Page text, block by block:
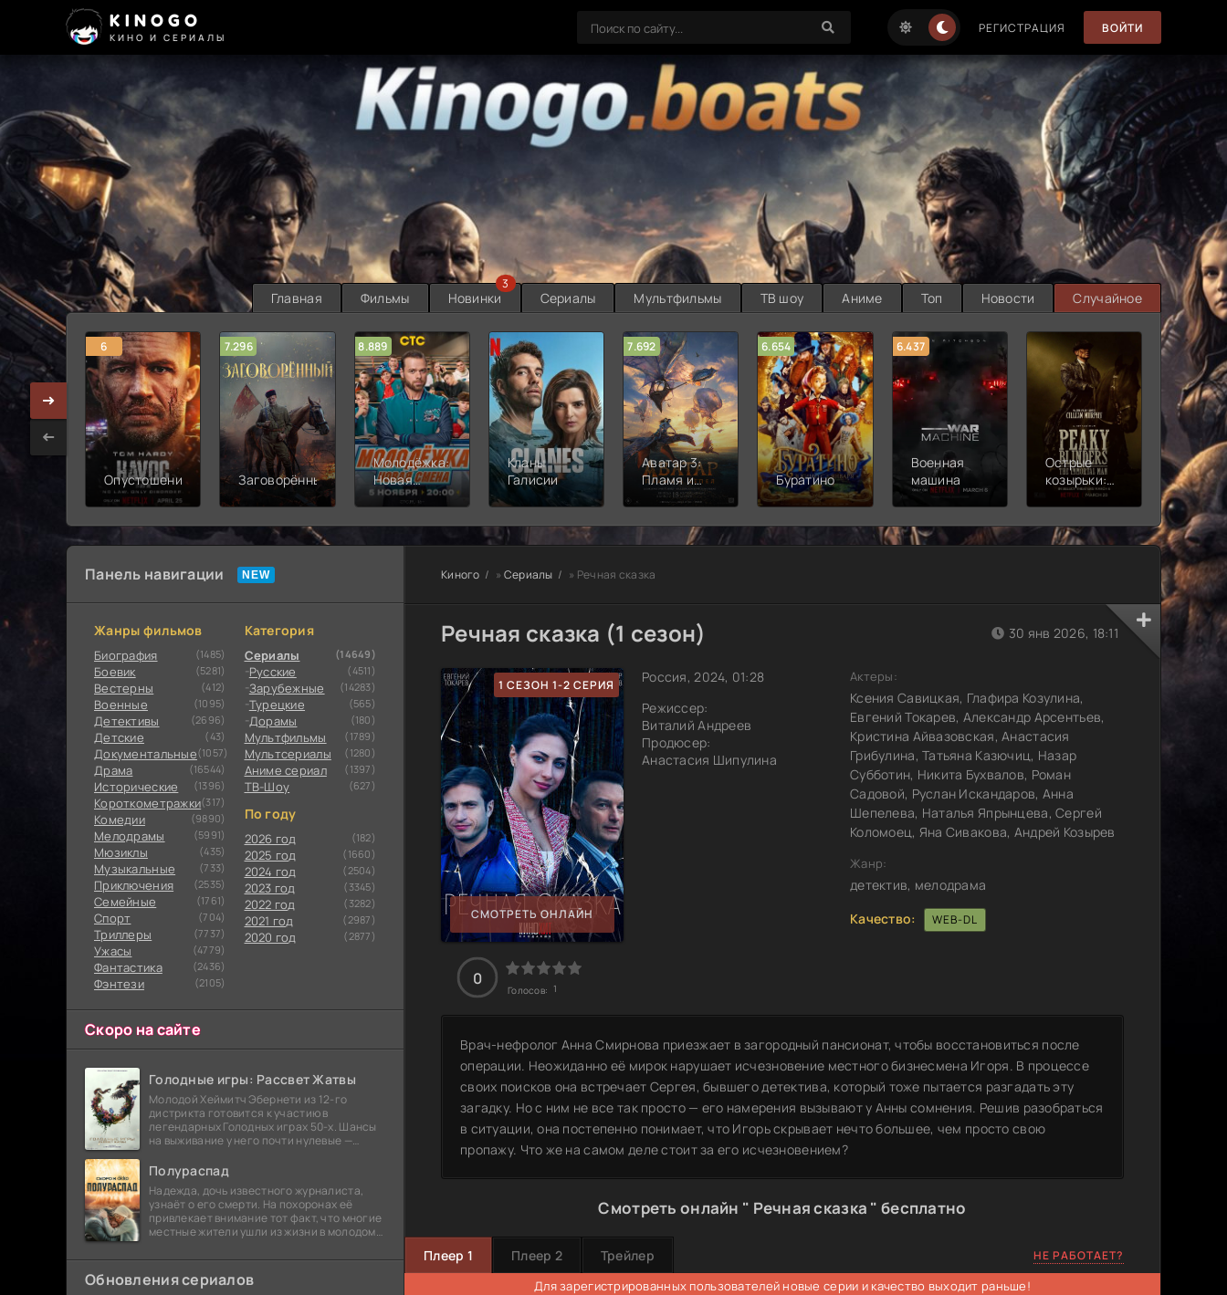
KINOGO
КИНО И СЕРИАЛЫ
РЕГИСТРАЦИЯ ВОЙТИ
Главная Фильмы Новинки
3
Сериалы Мультфильмы ТВ шоу Аниме Топ Новости Случайное
6
Опустошение
7.296
Заговорённый
8.889
Молодёжка:
Новая
смена
Кланы
Галисии
7.692
Аватар 3:
Пламя и
пепел
6.654
Буратино
6.437
Военная
машина
Острые
козырьки:
Бессмертный
7.187
2
Панель навигации
Жанры фильмов
Биография (1485)
Боевик (5281)
Вестерны (412)
Военные (1095)
Детективы (2696)
Детские (43)
Документальные(1057)
Драма (16544)
Исторические (1396)
Короткометражки(317)
Комедии (9890)
Мелодрамы (5991)
Мюзиклы (435)
Музыкальные (733)
Приключения (2535)
Семейные (1761)
Cпорт (704)
Триллеры (7737)
Ужасы (4779)
Фантастика (2436)
Фэнтези (2105)
Категория
Сериалы (14649)
Русские (4511)
Зарубежные (14283)
Турецкие (565)
Дорамы (180)
Мультфильмы (1789)
Мультсериалы (1280)
Аниме сериал (1397)
ТВ-Шоу (627)
По году
2026 год (182)
2025 год (1660)
2024 год (2504)
2023 год (3345)
2022 год (3282)
2021 год (2987)
2020 год (2877)
Скоро на сайте
Голодные игры: Рассвет Жатвы
Молодой Хеймитч Эбернети из 12-го
дистрикта готовится к участию в
легендарных Голодных играх 50-х. Шансы
на выживание у него почти нулевые —
победу еще сорок
Полураспад
Надежда, дочь известного журналиста,
узнаёт о его смерти. На похоронах её
привлекает внимание тот факт, что многие
местные жители ушли из жизни в молодом
бомбы
Обновления сериалов
Киного » Сериалы » Речная сказка
Речная сказка (1 сезон)
1 СЕЗОН 1-2 СЕРИЯ
СМОТРЕТЬ ОНЛАЙН
Россия, 2024, 01:28
Режиссер:
Виталий Андреев
Продюсер:
Анастасия Шипулина
30 янв 2026, 18:11
Актеры:
Ксения Савицкая, Глафира Козулина,
Евгений Токарев, Александр Арсентьев,
Кристина Айвазовская, Анастасия
Грибулина, Татьяна Казючиц, Назар
Субботин, Никита Бухвалов, Роман
Садовой, Руслан Искандаров, Анна
Шепелева, Наталья Япрынцева, Сергей
Коломоец, Яна Сивакова, Андрей Козырев
Жанр:
детектив, мелодрама
Качество:
WEB-DL
0
Голосов: 1
Врач-нефролог Анна Смирнова приезжает в загородный пансионат, чтобы восстановиться после
операции. Неожиданно её мирок нарушает исчезновение местного бизнесмена Игоря. В процессе
своих поисков она встречает Сергея, бывшего детектива, который тоже пытается разгадать эту
загадку. Но с ним не все так просто — его намерения вызывают у Анны сомнения. Решив разобраться
в ситуации, она постепенно понимает, что Игорь скрывает нечто большее, чем просто свою
пропажу. Что же на самом деле стоит за его исчезновением?
Смотреть онлайн " Речная сказка " бесплатно
Плеер 1 Плеер 2 Трейлер НЕ РАБОТАЕТ?
Для зарегистрированных пользователей новые серии и качество выходит раньше!